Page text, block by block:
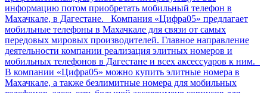
информацию потом приобретать мобильный телефон в
Махачкале, в Дагестане. Компания «Цифра05» предлагает
мобильные телефоны в Махачкале для связи от самых
передовых мировых производителей. Главное направление
деятельности компании реализация элитных номеров и
мобильных телефонов в Дагестане и всех аксессуаров к ним.
В компании «Цифра05» можно купить элитные номера в
Махачкале, а также безлимитные номера для мобильных